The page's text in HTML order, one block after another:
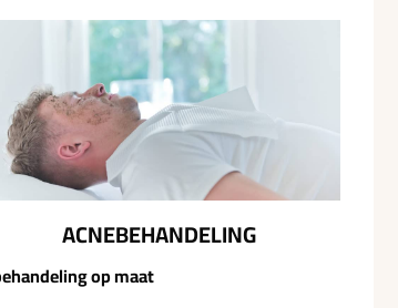
ACNEBEHANDELING
op maat